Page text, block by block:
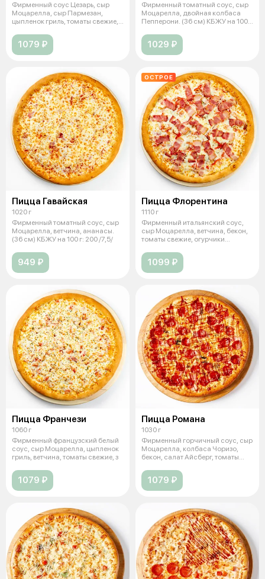
Фирменный соус Цезарь, сыр
Моцарелла, сыр Пармезан,
цыпленок гриль, томаты свежие,
1079 ₽
Фирменный томатный соус, сыр
Моцарелла, двойная колбаса
Пепперони. (36 см) КБЖУ на 100
1029 ₽
Пицца Гавайская
1020 г
Фирменный томатный соус, сыр
Моцарелла, ветчина, ананасы.
(36 см) КБЖУ на 100 г: 200 /7,5/
949 ₽
ОСТРОЕ
Пицца Флорентина
1110 г
Фирменный итальянский соус,
сыр Моцарелла, ветчина, бекон,
томаты свежие, огурчики
1099 ₽
Пицца Франчези
1060 г
Фирменный французский белый
соус, сыр Моцарелла, цыпленок
гриль, ветчина, томаты свежие, з
1079 ₽
Пицца Романа
1030 г
Фирменный горчичный соус, сыр
Моцарелла, колбаса Чоризо,
бекон, салат Айсберг, томаты
1079 ₽